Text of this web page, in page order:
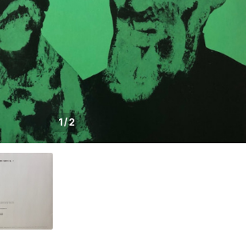
1/2